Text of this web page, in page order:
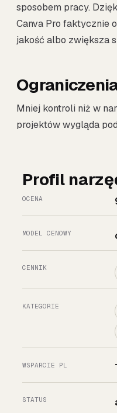
sposobem pracy.
Canva Pro faktycznie
jakość albo zwiększa
Mniej kontroli niż w
projektów wygląda
Profil
OCENA
MODEL CENOWY
CENNIK
KATEGORIE
WSPARCIE PL
STATUS